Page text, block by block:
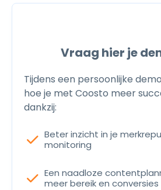
Vraag hier je
Tijdens een persoonlijke
hoe je met Coosto meer
dankzij:
check Beter inzicht in je
monitoring
Een naadloze
meer bereik en conversies
check